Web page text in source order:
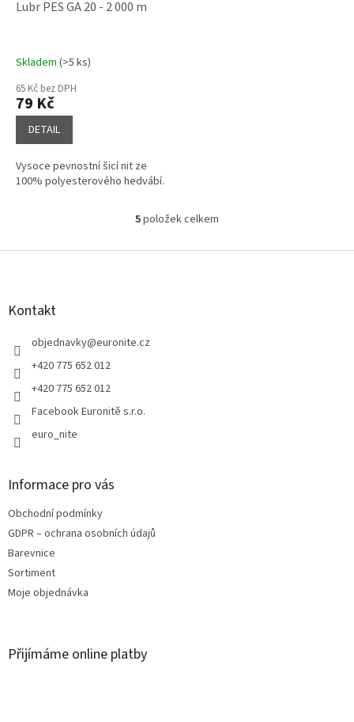
Lubr PES GA 20 - 2 000 m
Skladem (>5 ks)
65 Kč bez DPH
79 Kč
DETAIL
Vysoce pevnostní šicí nit ze
100% polyesterového hedvábí.
O
l
5položek celkem
Z
Kontakt
objednavky@euronite.cz
+420 775 652 012
+420 775 652 012
Facebook Euronitě s.r.o.
euro_nite
Informace pro vás
Obchodní podmínky
GDPR – ochrana osobních údajů
Barevnice
Sortiment
Moje objednávka
Přijímáme online platby